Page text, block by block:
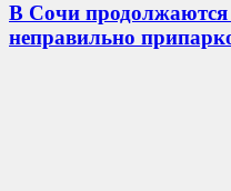
В Сочи
неправильно